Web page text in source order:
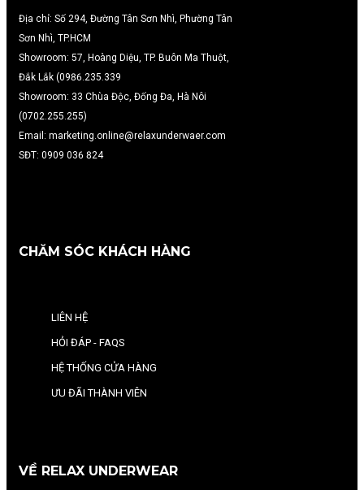
CHĂM SÓC KHÁCH HÀNG
LIÊN HỆ
HỎI ĐÁP - FAQS
HỆ THỐNG CỬA HÀNG
ƯU ĐÃI THÀNH VIÊN
VỀ RELAX UNDERWEAR
Địa chỉ: Số 294, Đường Tân Sơn Nhì, Phường Tân
Sơn Nhì, TP.HCM
Showroom: 57, Hoàng Diệu, TP. Buôn Ma Thuột,
Đắk Lắk (0986.235.339
Showroom: 33 Chùa Độc, Đống Đa, Hà Nôi
(0702.255.255)
Email: marketing.online@relaxunderwaer.com
SĐT: 0909 036 824